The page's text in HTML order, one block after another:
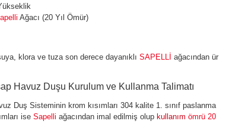
Ağacı (20 Yıl Ömür)
klora ve tuza son derece dayanıklı SAPELLİ ağacından ür
Havuz Duşu Kurulum ve Kullanma Talimatı
Duş Sisteminin krom kısımları 304 kalite 1. sınıf paslanma
ise Sapelli ağacından imal edilmiş olup kullanım ömrü 20